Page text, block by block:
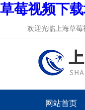
草莓视频下
欢迎光临上海草莓
网站首页